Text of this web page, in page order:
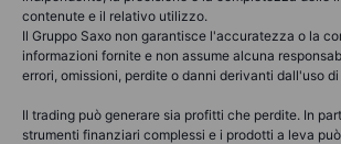
contenute e il relativo utilizzo.
Il Gruppo Saxo non garantisce l'accuratezza o la
informazioni fornite e non assume alcuna
errori, omissioni, perdite o danni derivanti dall'uso
Il trading può generare sia profitti che perdite. In
strumenti finanziari complessi e i prodotti a leva